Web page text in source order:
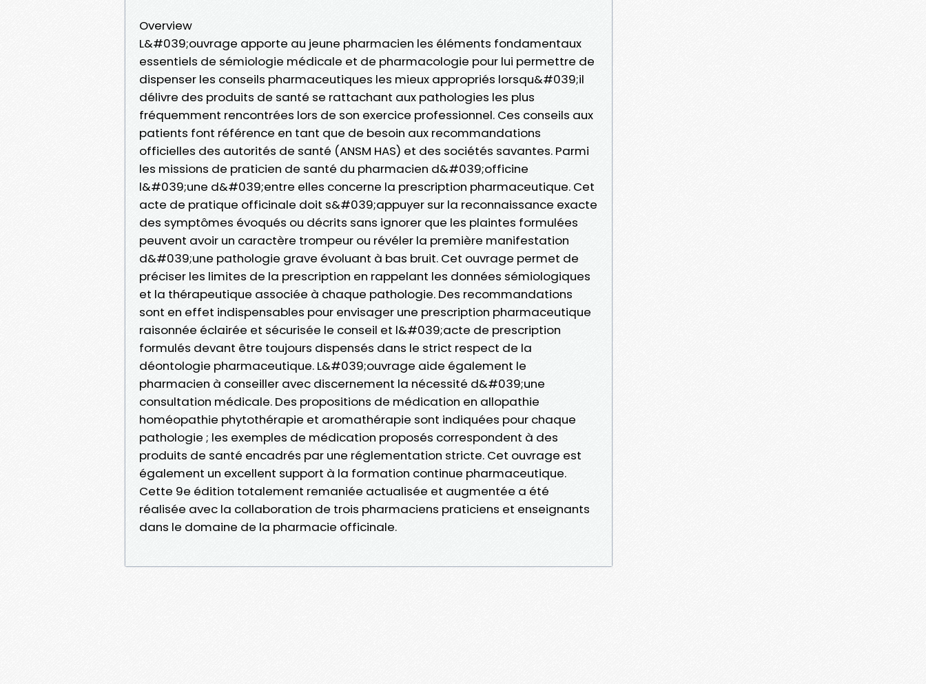
Overview
L&#039;ouvrage apporte au jeune pharmacien les éléments fondamentaux
essentiels de sémiologie médicale et de pharmacologie pour lui permettre de
dispenser les conseils pharmaceutiques les mieux appropriés lorsqu&#039;il
délivre des produits de santé se rattachant aux pathologies les plus
fréquemment rencontrées lors de son exercice professionnel. Ces conseils aux
patients font référence en tant que de besoin aux recommandations
officielles des autorités de santé (ANSM HAS) et des sociétés savantes. Parmi
les missions de praticien de santé du pharmacien d&#039;officine
l&#039;une d&#039;entre elles concerne la prescription pharmaceutique. Cet
acte de pratique officinale doit s&#039;appuyer sur la reconnaissance exacte
des symptômes évoqués ou décrits sans ignorer que les plaintes formulées
peuvent avoir un caractère trompeur ou révéler la première manifestation
d&#039;une pathologie grave évoluant à bas bruit. Cet ouvrage permet de
préciser les limites de la prescription en rappelant les données sémiologiques
et la thérapeutique associée à chaque pathologie. Des recommandations
sont en effet indispensables pour envisager une prescription pharmaceutique
raisonnée éclairée et sécurisée le conseil et l&#039;acte de prescription
formulés devant être toujours dispensés dans le strict respect de la
déontologie pharmaceutique. L&#039;ouvrage aide également le
pharmacien à conseiller avec discernement la nécessité d&#039;une
consultation médicale. Des propositions de médication en allopathie
homéopathie phytothérapie et aromathérapie sont indiquées pour chaque
pathologie ; les exemples de médication proposés correspondent à des
produits de santé encadrés par une réglementation stricte. Cet ouvrage est
également un excellent support à la formation continue pharmaceutique.
Cette 9e édition totalement remaniée actualisée et augmentée a été
réalisée avec la collaboration de trois pharmaciens praticiens et enseignants
dans le domaine de la pharmacie officinale.